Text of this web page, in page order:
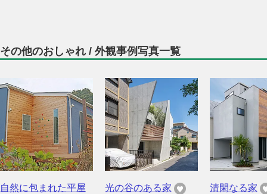
その他のおしゃれ / 外観事例写真一覧
自然に包まれた平屋
光の谷のある家 清閑なる家